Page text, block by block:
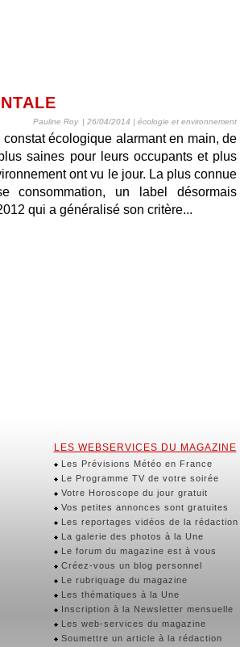
Pauline Roy | 26/04/2014 | écologie et environnement
écologique alarmant en main, de
saines pour leurs occupants et plus
ont vu le jour. La plus connue
consommation, un label désormais
qui a généralisé son critère...
LES WEBSERVICES DU MAGAZINE
Les Prévisions Météo en France
Le Programme TV de votre soirée
Votre Horoscope du jour gratuit
Vos petites annonces sont gratuites
Les reportages vidéos de la rédaction
La galerie des photos à la Une
Le forum du magazine est à vous
Créez-vous un blog personnel
Le rubriquage du magazine
Les thématiques à la Une
Inscription à la Newsletter mensuelle
Les web-services du magazine
Soumettre un article à la rédaction